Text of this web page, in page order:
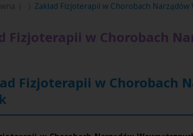
Zakład Fizjoterapii w Chorobach
Fizjoterapii w Chorobach
Fizjoterapii w Chorobach